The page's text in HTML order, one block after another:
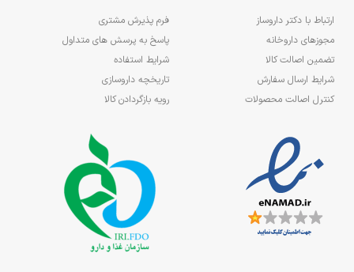
ارتباط با دکتر داروساز
مجوزهای داروخانه
تضمین اصالت کالا
شرایط ارسال سفارش
کنترل اصالت محصولات
فرم پذیرش مشتری
پاسخ به پرسش های متداول
شرایط استفاده
تاریخچه داروسازی
رویه بازگردادن کالا